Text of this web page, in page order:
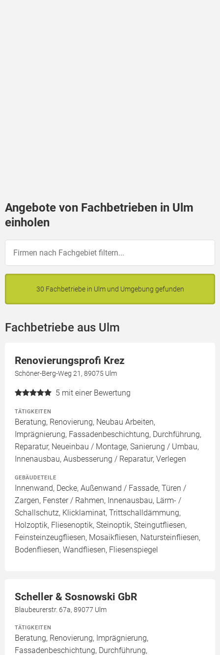
Angebote von Fachbetrieben in Ulm
einholen
30 Fachbetriebe in Ulm und Umgebung gefunden
Fachbetriebe aus Ulm
Renovierungsprofi Krez
Schöner-Berg-Weg 21, 89075 Ulm
5 mit einer Bewertung
TÄTIGKEITEN
Beratung, Renovierung, Neubau Arbeiten,
Imprägnierung, Fassadenbeschichtung, Durchführung,
Reparatur, Neueinbau / Montage, Sanierung / Umbau,
Innenausbau, Ausbesserung / Reparatur, Verlegen
GEBÄUDETEILE
Innenwand, Decke, Außenwand / Fassade, Türen /
Zargen, Fenster / Rahmen, Innenausbau, Lärm- /
Schallschutz, Klicklaminat, Trittschalldämmung,
Holzoptik, Fliesenoptik, Steinoptik, Steingutfliesen,
Feinsteinzeugfliesen, Mosaikfliesen, Natursteinfliesen,
Bodenfliesen, Wandfliesen, Fliesenspiegel
Scheller & Sosnowski GbR
Blaubeurerstr. 67a, 89077 Ulm
TÄTIGKEITEN
Beratung, Renovierung, Imprägnierung,
Fassadenbeschichtung, Durchführung,